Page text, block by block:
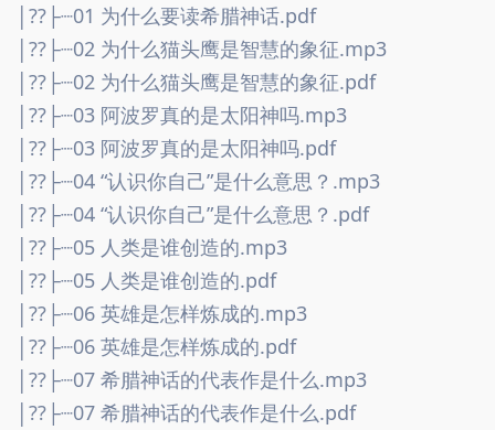
│??├┈01 为什么要读希腊神话.pdf
│??├┈02 为什么猫头鹰是智慧的象征.mp3
│??├┈02 为什么猫头鹰是智慧的象征.pdf
│??├┈03 阿波罗真的是太阳神吗.mp3
│??├┈03 阿波罗真的是太阳神吗.pdf
│??├┈04 “认识你自己”是什么意思？.mp3
│??├┈04 “认识你自己”是什么意思？.pdf
│??├┈05 人类是谁创造的.mp3
│??├┈05 人类是谁创造的.pdf
│??├┈06 英雄是怎样炼成的.mp3
│??├┈06 英雄是怎样炼成的.pdf
│??├┈07 希腊神话的代表作是什么.mp3
│??├┈07 希腊神话的代表作是什么.pdf